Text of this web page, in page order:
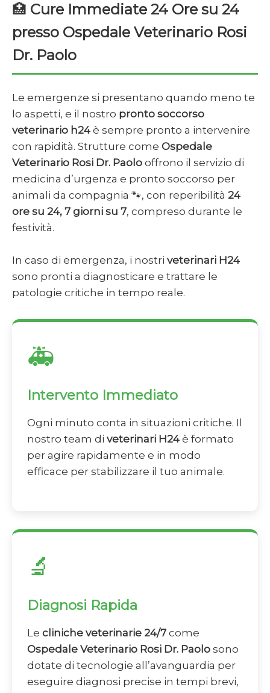
🏥 Cure Immediate 24 Ore su 24
presso Ospedale Veterinario Rosi
Dr. Paolo
Le emergenze si presentano quando meno te
lo aspetti, e il nostro pronto soccorso
veterinario h24 è sempre pronto a intervenire
con rapidità. Strutture come Ospedale
Veterinario Rosi Dr. Paolo offrono il servizio di
medicina d’urgenza e pronto soccorso per
animali da compagnia 🐾, con reperibilità 24
ore su 24, 7 giorni su 7, compreso durante le
festività.
In caso di emergenza, i nostri veterinari H24
sono pronti a diagnosticare e trattare le
patologie critiche in tempo reale.
🚑
Intervento Immediato
Ogni minuto conta in situazioni critiche. Il
nostro team di veterinari H24 è formato
per agire rapidamente e in modo
efficace per stabilizzare il tuo animale.
🔬
Diagnosi Rapida
Le cliniche veterinarie 24/7 come
Ospedale Veterinario Rosi Dr. Paolo sono
dotate di tecnologie all’avanguardia per
eseguire diagnosi precise in tempi brevi,